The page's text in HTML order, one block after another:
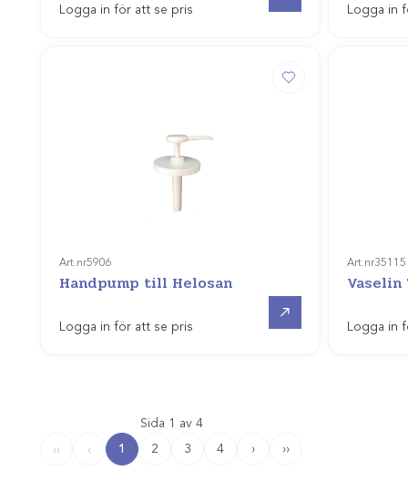
Logga in för att se pris Logga in
Art.nr5906
Handpump till Helosan
Logga in för att se pris
Art.nr35115
Vaselin
Logga in
Sida 1 av 4
‹‹
‹ 1 2 3 4 › ››